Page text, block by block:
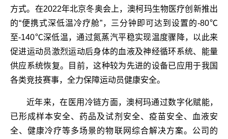
方式。在2022年北京冬奥会上，澳柯玛生物医疗创新推出
的“便携式深低温冷疗舱”，三分钟即可达到设置的-80℃
至-140℃深低温，通过氮蒸汽平稳实现温度骤降，以此来
促进运动员激烈运动后身体的血液及神经循环系统、能量
供应系统恢复。目前，这种较为先进的设备已应用于我国
各类竞技赛事，全力保障运动员健康安全。
近年来，在医用冷链方面，澳柯玛通过数字化赋能，
已形成样本安全、药品及试剂安全、疫苗安全、血液安
全、健康冷疗等多场景的物联网综合解决方案。公司的